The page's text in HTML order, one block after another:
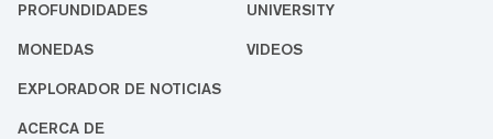
PROFUNDIDADES UNIVERSITY
MONEDAS VIDEOS
EXPLORADOR DE NOTICIAS
ACERCA DE